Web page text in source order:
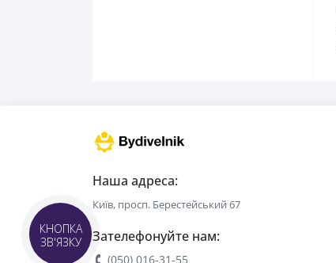
Наша адреса:
Київ, просп. Берестейський 67
Зателефонуйте нам:
(050) 016-31-55
КНОПКА
ЗВ'ЯЗКУ